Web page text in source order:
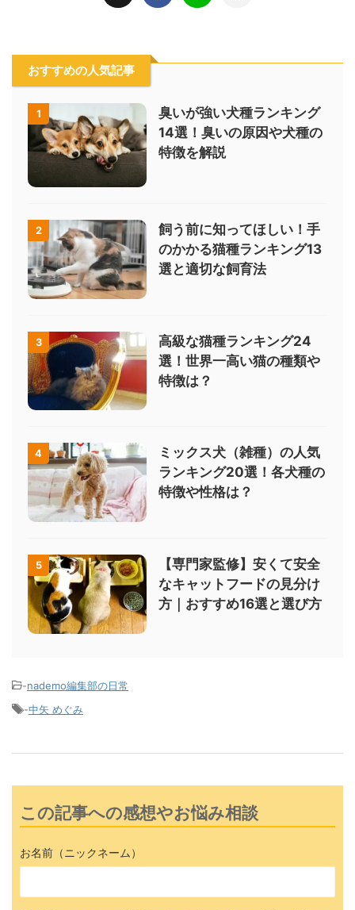
おすすめの人気記事
1
臭いが強い犬種ランキング
14選！臭いの原因や犬種の
特徴を解説
2
飼う前に知ってほしい！手
のかかる猫種ランキング13
選と適切な飼育法
3
高級な猫種ランキング24
選！世界一高い猫の種類や
特徴は？
4
ミックス犬（雑種）の人気
ランキング20選！各犬種の
特徴や性格は？
5
【専門家監修】安くて安全
なキャットフードの見分け
方｜おすすめ16選と選び方
-nademo編集部の日常
-中矢 めぐみ
この記事への感想やお悩み相談
お名前（ニックネーム）